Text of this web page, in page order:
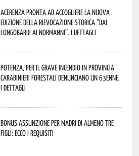
Acerenza pronta ad accogliere la nuova
edizione della rievocazione storica “Dai
Longobardi ai Normanni”. I dettagli
Potenza, per il grave incendio in Provincia
Carabinieri forestali denunciano un 63enne.
I dettagli
Bonus assunzione per madri di almeno tre
figli: ecco i requisiti